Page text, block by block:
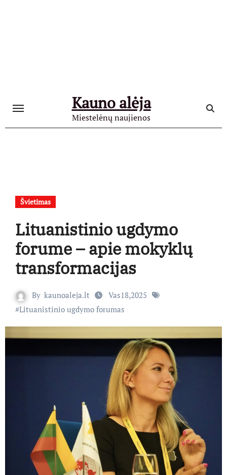
Kauno alėja
Miestelėnų naujienos
Švietimas
Lituanistinio ugdymo
forume – apie mokyklų
transformacijas
By kaunoaleja.lt
Vas18,2025
#Lituanistinio ugdymo forumas